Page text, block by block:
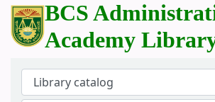
BCS
Academy